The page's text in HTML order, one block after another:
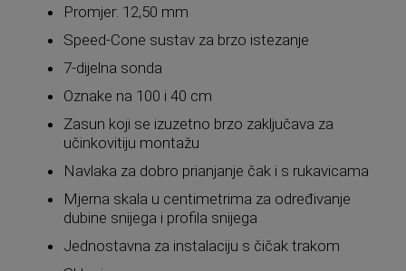
Promjer: 12,50 mm
Speed-Cone sustav za brzo istezanje
7-dijelna sonda
Oznake na 100 i 40 cm
Zasun koji se izuzetno brzo zaključava za
učinkovitiju montažu
Navlaka za dobro prianjanje čak i s rukavicama
Mjerna skala u centimetrima za određivanje
dubine snijega i profila snijega
Jednostavna za instalaciju s čičak trakom